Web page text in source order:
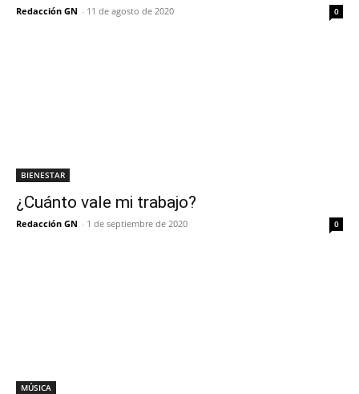
Redacción GN - 11 de agosto de 2020 0
BIENESTAR
¿Cuánto vale mi trabajo?
Redacción GN - 1 de septiembre de 2020 0
MÚSICA